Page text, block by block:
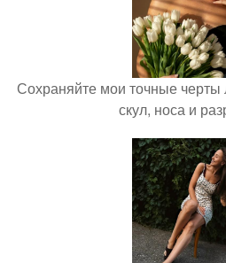
Сохраняйте мои точные
скул, носа и